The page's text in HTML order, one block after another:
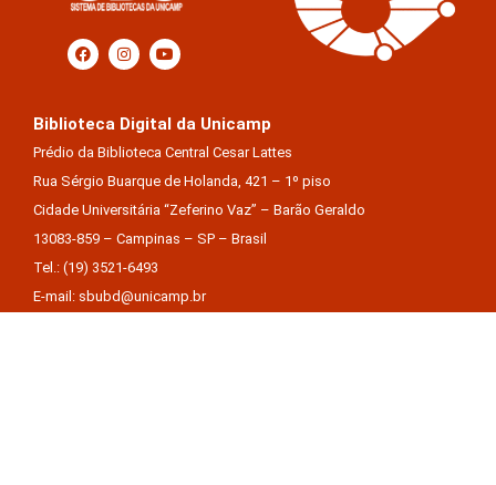
Biblioteca Digital da Unicamp
Prédio da Biblioteca Central Cesar Lattes
Rua Sérgio Buarque de Holanda, 421 – 1º piso
Cidade Universitária “Zeferino Vaz” – Barão Geraldo
13083-859 – Campinas – SP – Brasil
Tel.: (19) 3521-6493
E-mail: sbubd@unicamp.br